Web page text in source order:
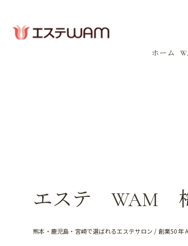
ホーム
エステ WAM
熊本・鹿児島・宮崎で選ばれるエステサロン / 創業50年